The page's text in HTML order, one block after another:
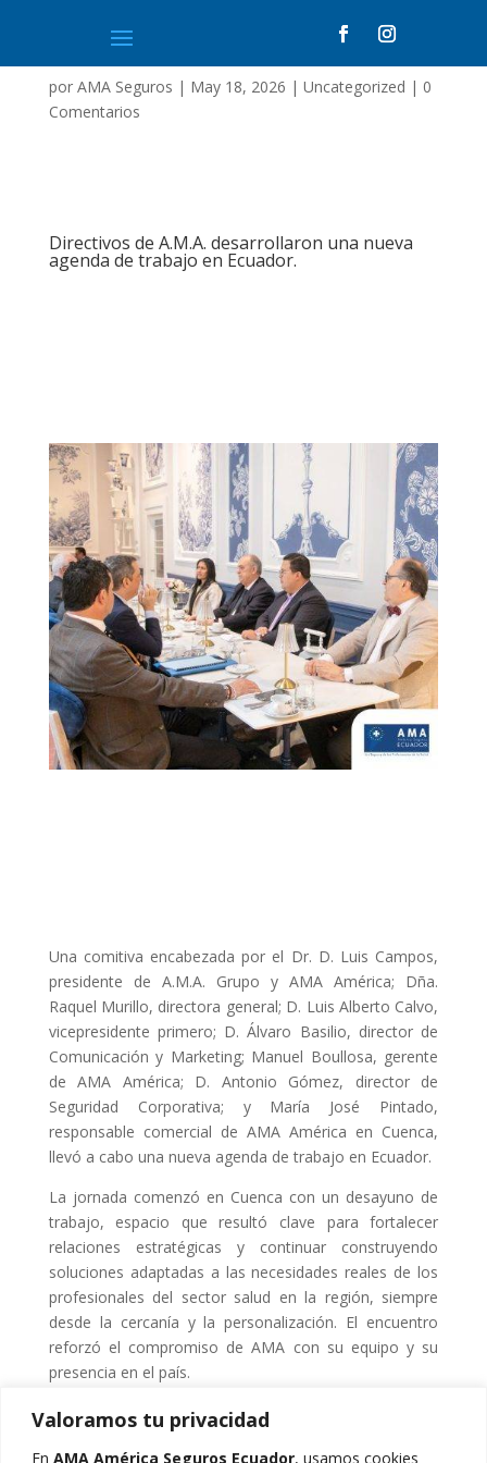
Valoramos tu privacidad
En AMA América Seguros Ecuador, usamos cookies
por AMA Seguros | May 18, 2026 | Uncategorized | 0
Comentarios
Directivos de A.M.A. desarrollaron una nueva
agenda de trabajo en Ecuador.
Una comitiva encabezada por el Dr. D. Luis Campos,
presidente de A.M.A. Grupo y AMA América; Dña.
Raquel Murillo, directora general; D. Luis Alberto Calvo,
vicepresidente primero; D. Álvaro Basilio, director de
Comunicación y Marketing; Manuel Boullosa, gerente
de AMA América; D. Antonio Gómez, director de
Seguridad Corporativa; y María José Pintado,
responsable comercial de AMA América en Cuenca,
llevó a cabo una nueva agenda de trabajo en Ecuador.
La jornada comenzó en Cuenca con un desayuno de
trabajo, espacio que resultó clave para fortalecer
relaciones estratégicas y continuar construyendo
soluciones adaptadas a las necesidades reales de los
profesionales del sector salud en la región, siempre
desde la cercanía y la personalización. El encuentro
reforzó el compromiso de AMA con su equipo y su
presencia en el país.